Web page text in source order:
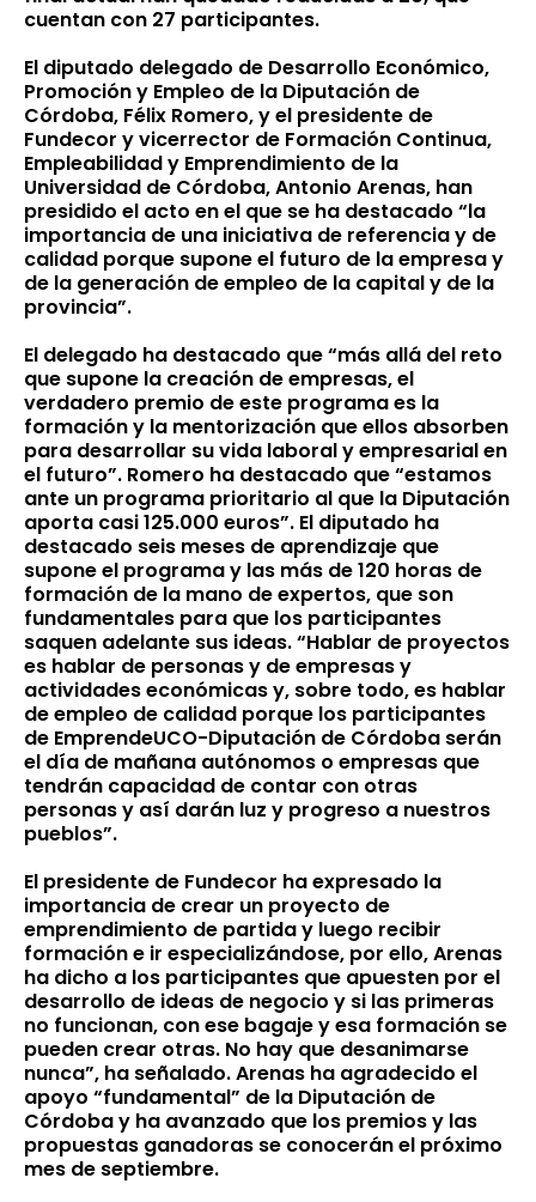
cuentan con 27 participantes.
El diputado delegado de Desarrollo Económico,
Promoción y Empleo de la Diputación de
Córdoba, Félix Romero, y el presidente de
Fundecor y vicerrector de Formación Continua,
Empleabilidad y Emprendimiento de la
Universidad de Córdoba, Antonio Arenas, han
presidido el acto en el que se ha destacado “la
importancia de una iniciativa de referencia y de
calidad porque supone el futuro de la empresa y
de la generación de empleo de la capital y de la
provincia”.
El delegado ha destacado que “más allá del reto
que supone la creación de empresas, el
verdadero premio de este programa es la
formación y la mentorización que ellos absorben
para desarrollar su vida laboral y empresarial en
el futuro”. Romero ha destacado que “estamos
ante un programa prioritario al que la Diputación
aporta casi 125.000 euros”. El diputado ha
destacado seis meses de aprendizaje que
supone el programa y las más de 120 horas de
formación de la mano de expertos, que son
fundamentales para que los participantes
saquen adelante sus ideas. “Hablar de proyectos
es hablar de personas y de empresas y
actividades económicas y, sobre todo, es hablar
de empleo de calidad porque los participantes
de EmprendeUCO-Diputación de Córdoba serán
el día de mañana autónomos o empresas que
tendrán capacidad de contar con otras
personas y así darán luz y progreso a nuestros
pueblos”.
El presidente de Fundecor ha expresado la
importancia de crear un proyecto de
emprendimiento de partida y luego recibir
formación e ir especializándose, por ello, Arenas
ha dicho a los participantes que apuesten por el
desarrollo de ideas de negocio y si las primeras
no funcionan, con ese bagaje y esa formación se
pueden crear otras. No hay que desanimarse
nunca”, ha señalado. Arenas ha agradecido el
apoyo “fundamental” de la Diputación de
Córdoba y ha avanzado que los premios y las
propuestas ganadoras se conocerán el próximo
mes de septiembre.